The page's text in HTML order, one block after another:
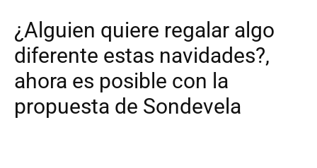
¿Alguien quiere regalar algo
diferente estas navidades?,
ahora es posible con la
propuesta de Sondevela